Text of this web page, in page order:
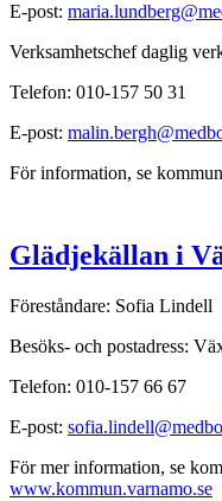
E-post:
Verksamhetschef daglig
Telefon: 010-157 50 31
E-post:
För information, se
Glädjekällan i
Föreståndare: Sofia Lindell
Besöks- och postadress:
Telefon: 010-157 66 67
E-post:
För mer information, se
www.kommun.varnamo.se